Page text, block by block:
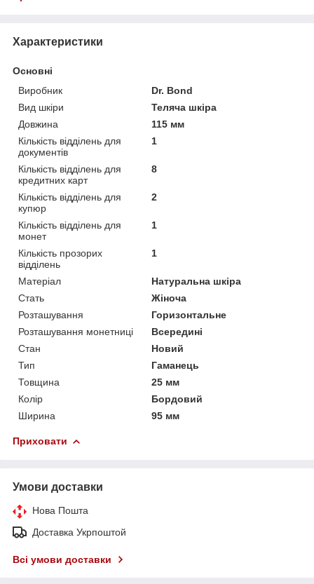
Характеристики
Основні
Виробник
Dr. Bond
Вид шкіри
Теляча шкіра
Довжина
115 мм
Кількість відділень для
документів
1
Кількість відділень для
кредитних карт
8
Кількість відділень для
купюр
2
Кількість відділень для
монет
1
Кількість прозорих
відділень
1
Матеріал
Натуральна шкіра
Стать
Жіноча
Розташування
Горизонтальне
Розташування монетниці
Всередині
Стан
Новий
Тип
Гаманець
Товщина
25 мм
Колір
Бордовий
Ширина
95 мм
Приховати
Умови доставки
Нова Пошта
Доставка Укрпоштой
Всі умови доставки